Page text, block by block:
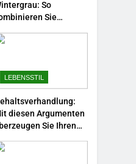
Guide: Mit
auf.
gärtnern: So
Bienen und
So
Sie
LEBENSSTIL
diesen Argumenten
Sie Ihren